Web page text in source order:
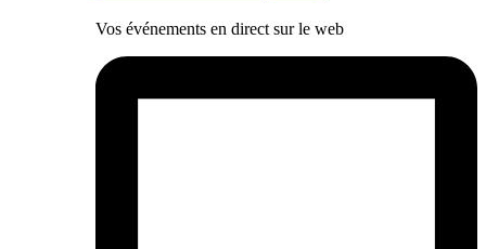
Vos événements en direct sur le web